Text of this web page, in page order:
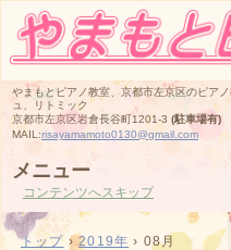
やまもとピアノ教室、京都市左京区のピア
ュ、リトミック
京都市左京区岩倉長谷町1201-3 (駐車場有)
MAIL:risayamamoto0130@gmail.com
メニュー
コンテンツへスキップ
トップ › 2019年 › 08月